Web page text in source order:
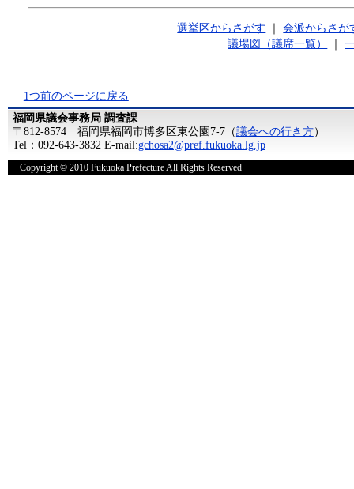
選挙区からさがす ｜会派からさが
議場図（議席一覧）
｜
1つ前のページに戻る
福岡県議会事務局 調査課
〒812-8574 福岡県福岡市博多区東公園7-7（議会への行き方）
Tel：092-643-3832 E-mail:gchosa2@pref.fukuoka.lg.jp
Copyright © 2010 Fukuoka Prefecture All Rights Reserved